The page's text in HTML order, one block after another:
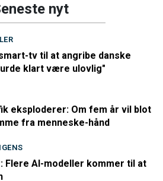
nyt
tv til at angribe danske
klart være ulovlig"
eksploderer: Om fem år vil blot
fra menneske-hånd
Flere AI-modeller kommer til at